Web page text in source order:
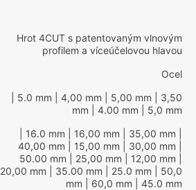
Hrot 4CUT s patentovaným vlnovým
profilem a víceúčelovou hlavou
Ocel
| 5.0 mm | 4,00 mm | 5,00 mm | 3,50
mm | 4.00 mm | 5,0 mm
| 16.0 mm | 16,00 mm | 35,00 mm
40,00 mm | 15,00 mm | 30,00 mm
50.00 mm | 25,00 mm | 12,00 mm
20,00 mm | 35.00 mm | 25.0 mm | 50,0
mm | 60,0 mm | 45.0 mm